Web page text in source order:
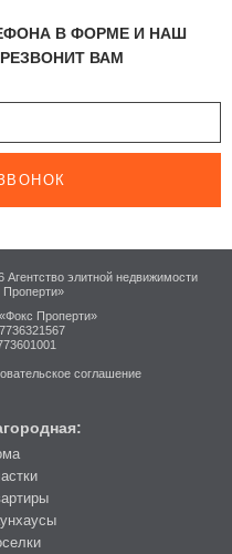
В ФОРМЕ И НАШ
ВАМ
Агентство элитной недвижимости
Проперти»
Проперти»
соглашение